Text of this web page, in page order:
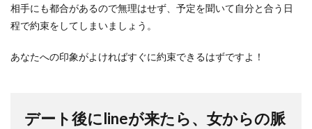
相手にも都合があるので無理はせず、予定を聞いて自分と合う日
程で約束をしてしまいましょう。
あなたへの印象がよければすぐに約束できるはずですよ！
デート後にlineが来たら、女からの脈